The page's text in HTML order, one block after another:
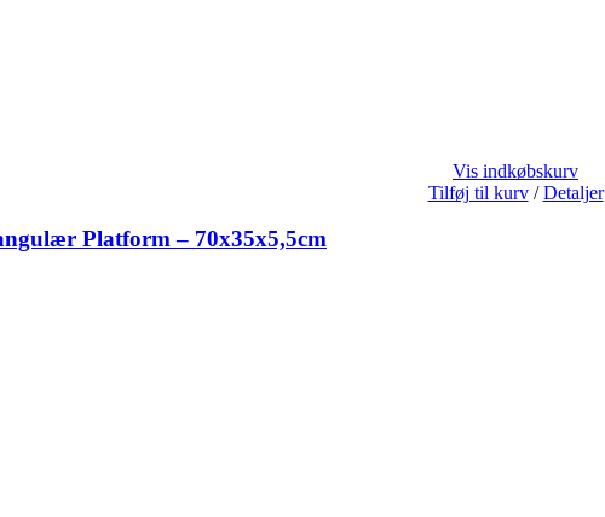
Vis indkøbskurv
Tilføj til kurv / Detaljer
Platform – 70x35x5,5cm